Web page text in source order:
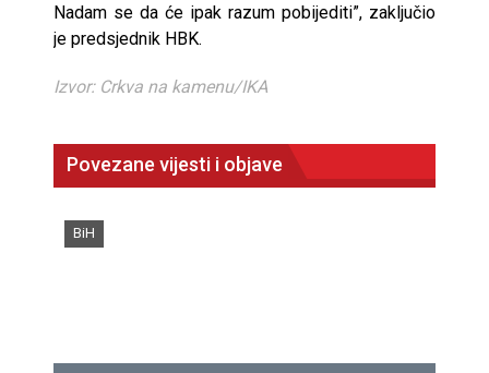
Nadam se da će ipak razum pobijediti”, zaključio
je predsjednik HBK.
Izvor: Crkva na kamenu/IKA
Povezane vijesti i objave
BiH